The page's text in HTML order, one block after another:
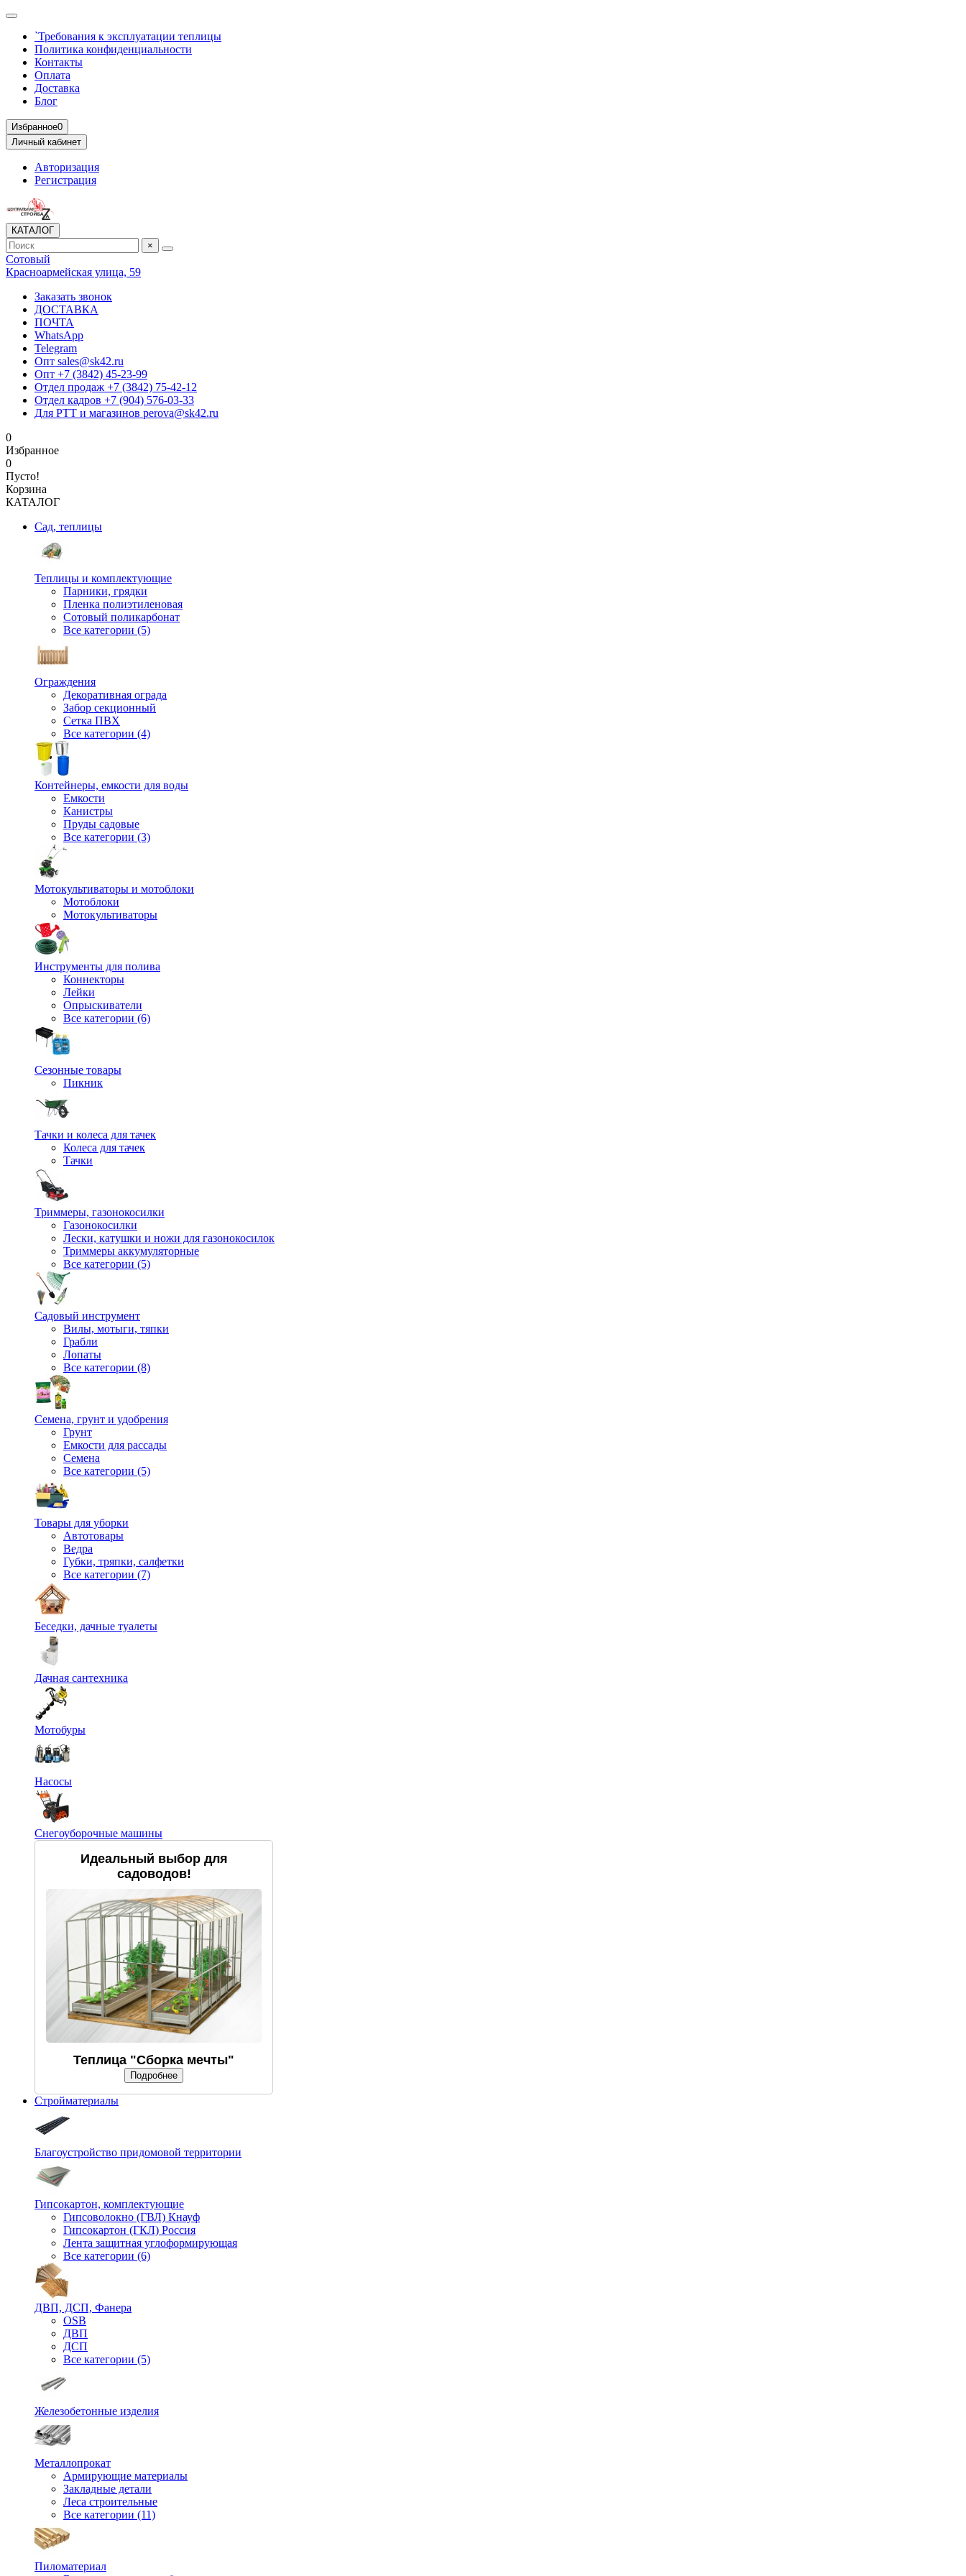
`Требования к эксплуатации теплицы
Политика конфиденциальности
Контакты
Оплата
Доставка
Блог
Избранное0
Личный кабинет
Авторизация
Регистрация
КАТАЛОГ
×
Сотовый
Красноармейская улица, 59
Заказать звонок
ДОСТАВКА
ПОЧТА
WhatsApp
Telegram
Опт sales@sk42.ru
Опт +7 (3842) 45-23-99
Отдел продаж +7 (3842) 75-42-12
Отдел кадров +7 (904) 576-03-33
Для РТТ и магазинов perova@sk42.ru
0
Избранное
0
Пусто!
Корзина
КАТАЛОГ
Сад, теплицы
Теплицы и комплектующие
Парники, грядки
Пленка полиэтиленовая
Сотовый поликарбонат
Все категории (5)
Ограждения
Декоративная ограда
Забор секционный
Сетка ПВХ
Все категории (4)
Контейнеры, емкости для воды
Емкости
Канистры
Пруды садовые
Все категории (3)
Мотокультиваторы и мотоблоки
Мотоблоки
Мотокультиваторы
Инструменты для полива
Коннекторы
Лейки
Опрыскиватели
Все категории (6)
Сезонные товары
Пикник
Тачки и колеса для тачек
Колеса для тачек
Тачки
Триммеры, газонокосилки
Газонокосилки
Лески, катушки и ножи для газонокосилок
Триммеры аккумуляторные
Все категории (5)
Садовый инструмент
Вилы, мотыги, тяпки
Грабли
Лопаты
Все категории (8)
Семена, грунт и удобрения
Грунт
Емкости для рассады
Семена
Все категории (5)
Товары для уборки
Автотовары
Ведра
Губки, тряпки, салфетки
Все категории (7)
Беседки, дачные туалеты
Дачная сантехника
Мотобуры
Насосы
Снегоуборочные машины
Идеальный выбор для
садоводов!
Теплица "Сборка мечты"
Подробнее
Стройматериалы
Благоустройство придомовой территории
Гипсокартон, комплектующие
Гипсоволокно (ГВЛ) Кнауф
Гипсокартон (ГКЛ) Россия
Лента защитная углоформирующая
Все категории (6)
ДВП, ДСП, Фанера
OSB
ДВП
ДСП
Все категории (5)
Железобетонные изделия
Металлопрокат
Армирующие материалы
Закладные детали
Леса строительные
Все категории (11)
Пиломатериал